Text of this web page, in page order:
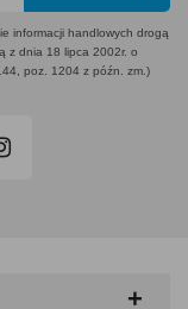
informacji handlowych drogą
z dnia 18 lipca 2002r. o
poz. 1204 z późn. zm.)